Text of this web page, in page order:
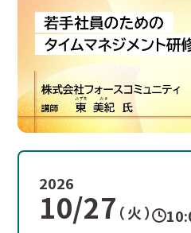
2026
10/27 （ 火 ）